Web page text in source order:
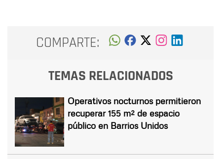
COMPARTE:
TEMAS RELACIONADOS
Operativos nocturnos permitieron
recuperar 155 m² de espacio
público en Barrios Unidos